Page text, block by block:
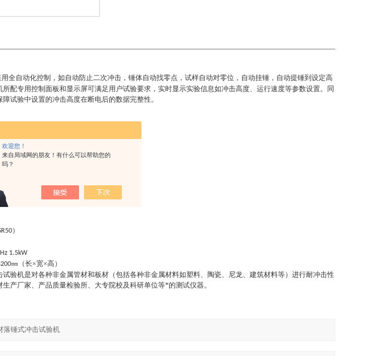
欢迎您！
来自局域网的朋友！有什么可以帮助您的
吗？
用全自动化控制，如自动防止二次冲击，锤体自动找零点，试样自动对零位，自动挂锤，自动提锤到设定高
配专用控制面板和显示屏可满足用户试验要求，实时显示实验信息如冲击高度、运行速度等参数设置。同
试验中设置的冲击高度在断电后的数据完整性。
耐外冲击性能试验方法 时针旋转法》
乙烯（
氯乙烯（PVC-U ）管材》；
硬聚氯乙烯（
）
1.5kW
㎜（长×宽×高）
试验机是对各种非金属管材和板材（包括各种非金属材料如塑料、陶瓷、尼龙、建筑材料等）进行耐冲击性
产厂家、产品质量检验所、大专院校及科研单位等*的测试仪器。